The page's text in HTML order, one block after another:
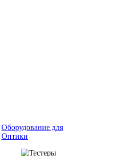
Оборудование для
Оптики